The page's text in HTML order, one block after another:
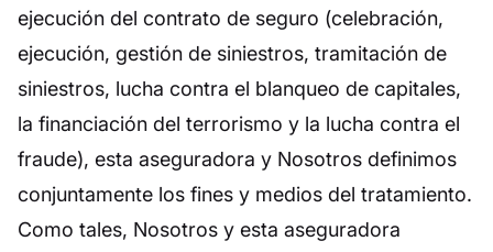
ejecución del contrato de seguro (celebración,
ejecución, gestión de siniestros, tramitación de
siniestros, lucha contra el blanqueo de capitales,
la financiación del terrorismo y la lucha contra el
fraude), esta aseguradora y Nosotros definimos
conjuntamente los fines y medios del tratamiento.
Como tales, Nosotros y esta aseguradora